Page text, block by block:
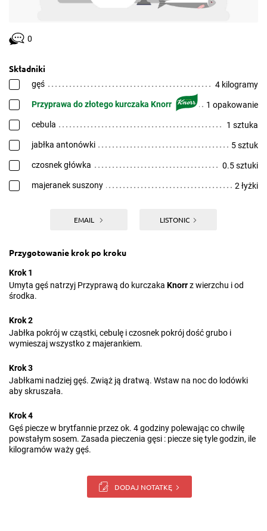
0
Składniki
gęś 4 kilogramy
Przyprawa do złotego kurczaka Knorr 1 opakowanie
cebula 1 sztuka
jabłka antonówki 5 sztuk
czosnek główka 0.5 sztuki
majeranek suszony 2 łyżki
EMAIL LISTONIC
Przygotowanie krok po kroku
Krok 1
Umyta gęś natrzyj Przyprawą do kurczaka Knorrz wierzchu i od
środka.
Krok 2
Jabłka pokrój w cząstki, cebulę i czosnek pokrój dość grubo i
wymieszaj wszystko z majerankiem.
Krok 3
Jabłkami nadziej gęś. Zwiąż ją dratwą. Wstaw na noc do lodówki
aby skruszała.
Krok 4
Gęś piecze w brytfannie przez ok. 4 godziny polewając co chwilę
powstałym sosem. Zasada pieczenia gęsi : piecze się tyle godzin, ile
kilogramów waży gęś.
DODAJ NOTATKĘ